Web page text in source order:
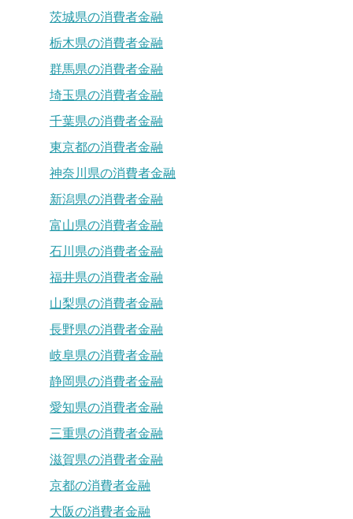
茨城県の消費者金融
栃木県の消費者金融
群馬県の消費者金融
埼玉県の消費者金融
千葉県の消費者金融
東京都の消費者金融
神奈川県の消費者金融
新潟県の消費者金融
富山県の消費者金融
石川県の消費者金融
福井県の消費者金融
山梨県の消費者金融
長野県の消費者金融
岐阜県の消費者金融
静岡県の消費者金融
愛知県の消費者金融
三重県の消費者金融
滋賀県の消費者金融
京都の消費者金融
大阪の消費者金融